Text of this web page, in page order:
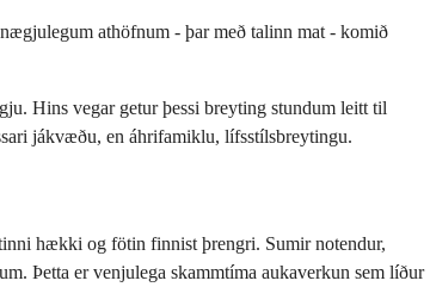
athöfnum - þar með talinn mat - komið
Hins vegar getur þessi breyting stundum leitt til
jákvæðu, en áhrifamiklu, lífsstílsbreytingu.
hækki og fötin finnist þrengri. Sumir notendur,
Þetta er venjulega skammtíma aukaverkun sem líður